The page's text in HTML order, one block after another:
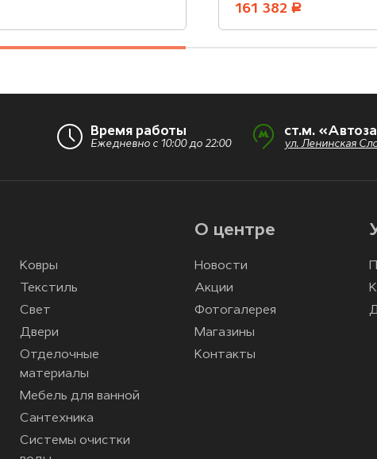
161 382 руб.
Время работы
Ежедневно с 10:00 до 22:00
ст.м.
ул. Ленинская
Ковры
Текстиль
Свет
Двери
Отделочные
материалы
Мебель для ванной
Сантехника
Системы очистки
О центре
Новости
Акции
Фотогалерея
Магазины
Контакты